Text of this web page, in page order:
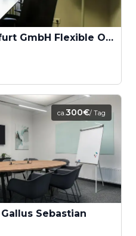
MEET/N/WORK Frankfurt GmbH Flexible Office
ca.300€/ Tag
Sebastian